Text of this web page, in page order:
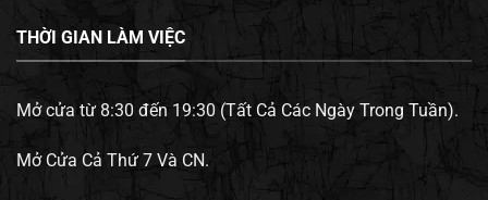
THỜI GIAN LÀM VIỆC
Mở cửa từ 8:30 đến 19:30 (Tất Cả Các Ngày Trong Tuần).
Mở Cửa Cả Thứ 7 Và CN.